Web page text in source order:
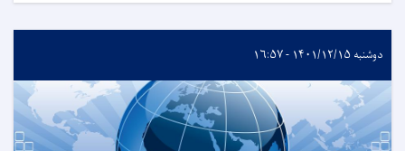
دوشنبه ۱۴۰۱/۱۲/۱۵ - ۱۶:۵۷